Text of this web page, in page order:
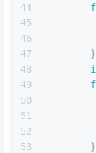
44
45
46
47
48
49
50
51
52
53
	}
	}